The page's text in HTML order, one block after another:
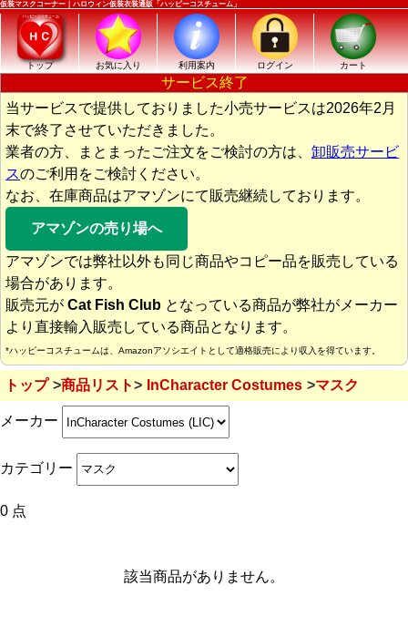
仮装マスクコーナー｜ハロウィン仮装衣装通販「ハッピーコスチューム」
トップ お気に入り 利用案内 ログイン カート
サービス終了
当サービスで提供しておりました小売サービスは2026年2月
末で終了させていただきました。
業者の方、まとまったご注文をご検討の方は、 卸販売サービ
スのご利用をご検討ください。
なお、在庫商品はアマゾンにて販売継続しております。
アマゾンの売り場へ
アマゾンでは弊社以外も同じ商品やコピー品を販売している
場合があります。
販売元が Cat Fish Club となっている商品が弊社がメーカー
より直接輸入販売している商品となります。
*ハッピーコスチュームは、Amazonアソシエイトとして適格販売により収入を得ています。
トップ 商品リスト InCharacter Costumes マスク
メーカー
カテゴリー
0 点
該当商品がありません。